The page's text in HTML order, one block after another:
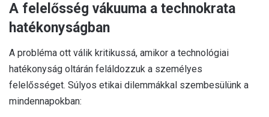
A felelősség vákuuma a technokrata
hatékonyságban
A probléma ott válik kritikussá, amikor a technológiai
hatékonyság oltárán feláldozzuk a személyes
felelősséget. Súlyos etikai dilemmákkal szembesülünk a
mindennapokban: